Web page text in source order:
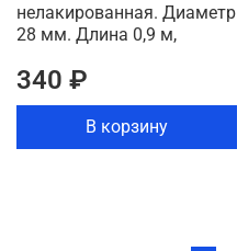
нелакированная. Диаметр
28 мм. Длина 0,9 м,
340 ₽
В корзину